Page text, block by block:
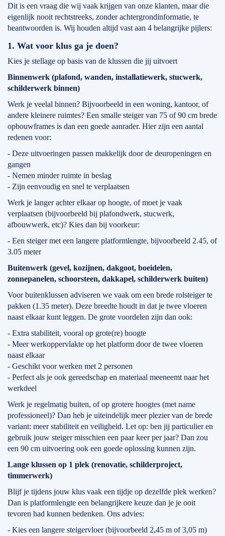
Dit is een vraag die wij vaak krijgen van onze klanten, maar die
eigenlijk nooit rechtstreeks, zonder achtergrondinformatie, te
beantwoorden is. Wij houden altijd vast aan 4 belangrijke pijlers:
1. Wat voor klus ga je doen?
Kies je stellage op basis van de klussen die jij uitvoert
Binnenwerk (plafond, wanden, installatiewerk, stucwerk,
schilderwerk binnen)
Werk je veelal binnen? Bijvoorbeeld in een woning, kantoor, of
andere kleinere ruimtes? Een smalle steiger van 75 of 90 cm brede
opbouwframes is dan een goede aanrader. Hier zijn een aantal
redenen voor:
- Deze uitvoeringen passen makkelijk door de deuropeningen en
gangen
- Nemen minder ruimte in beslag
- Zijn eenvoudig en snel te verplaatsen
Werk je langer achter elkaar op hoogte, of moet je vaak
verplaatsen (bijvoorbeeld bij plafondwerk, stucwerk,
afbouwwerk, etc)? Kies dan bij voorkeur:
- Een steiger met een langere platformlengte, bijvoorbeeld 2.45, of
3.05 meter
Buitenwerk (gevel, kozijnen, dakgoot, boeidelen,
zonnepanelen, schoorsteen, dakkapel, schilderwerk buiten)
Voor buitenklussen adviseren we vaak om een brede rolsteiger te
pakken (1.35 meter). Deze breedte houdt in dat je twee vloeren
naast elkaar kunt leggen. De grote voordelen zijn dan ook:
- Extra stabiliteit, vooral op grote(re) hoogte
- Meer werkoppervlakte op het platform door de twee vloeren
naast elkaar
- Geschikt voor werken met 2 personen
- Perfect als je ook gereedschap en materiaal meeneemt naar het
werkdeel
Werk je regelmatig buiten, of op grotere hoogtes (met name
professioneel)? Dan heb je uiteindelijk meer plezier van de brede
variant: meer stabiliteit en veiligheid. Let op: ben jij particulier en
gebruik jouw steiger misschien een paar keer per jaar? Dan zou
een 90 cm uitvoering ook een goede oplossing kunnen zijn.
Lange klussen op 1 plek (renovatie, schilderproject,
timmerwerk)
Blijf je tijdens jouw klus vaak een tijdje op dezelfde plek werken?
Dan is platformlengte een belangrijkere keuze dan je je ooit
tevoren had kunnen bedenken. Ons advies:
- Kies een langere steigervloer (bijvoorbeeld 2,45 m of 3,05 m)